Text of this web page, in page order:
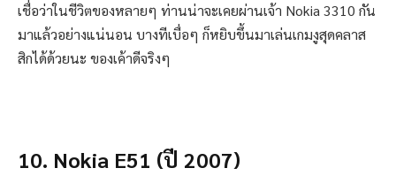
เชื่อว่าในชีวิตของหลายๆ ท่านน่าจะเคยผ่านเจ้า Nokia 3310 กัน
มาแล้วอย่างแน่นอน บางทีเบื่อๆ ก็หยิบขึ้นมาเล่นเกมงูสุดคลาส
สิกได้ด้วยนะ ของเค้าดีจริงๆ
10. Nokia E51 (ปี 2007)